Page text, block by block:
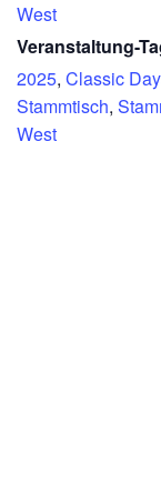
West
Veranstaltung-
2025, Classic
Stammtisch,
West